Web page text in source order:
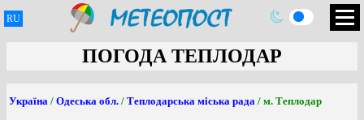
RU
ПОГОДА ТЕПЛОДАР
Україна / Одеська обл. / Теплодарська міська рада / м. Теплодар